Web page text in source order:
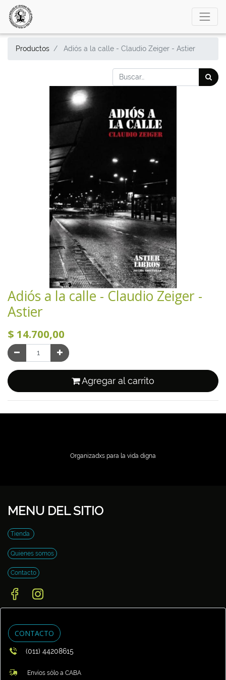
Productos Adiós a la calle - Claudio Zeiger - Astier
Adiós a la calle - Claudio Zeiger -
Astier
$ 14.700,00
Agregar al carrito
Organizadxs para la vida digna
MENU DEL SITIO
Tienda
Quienes somos
Contacto
CONTACTO
(011) 44208615
Envíos sólo a CABA